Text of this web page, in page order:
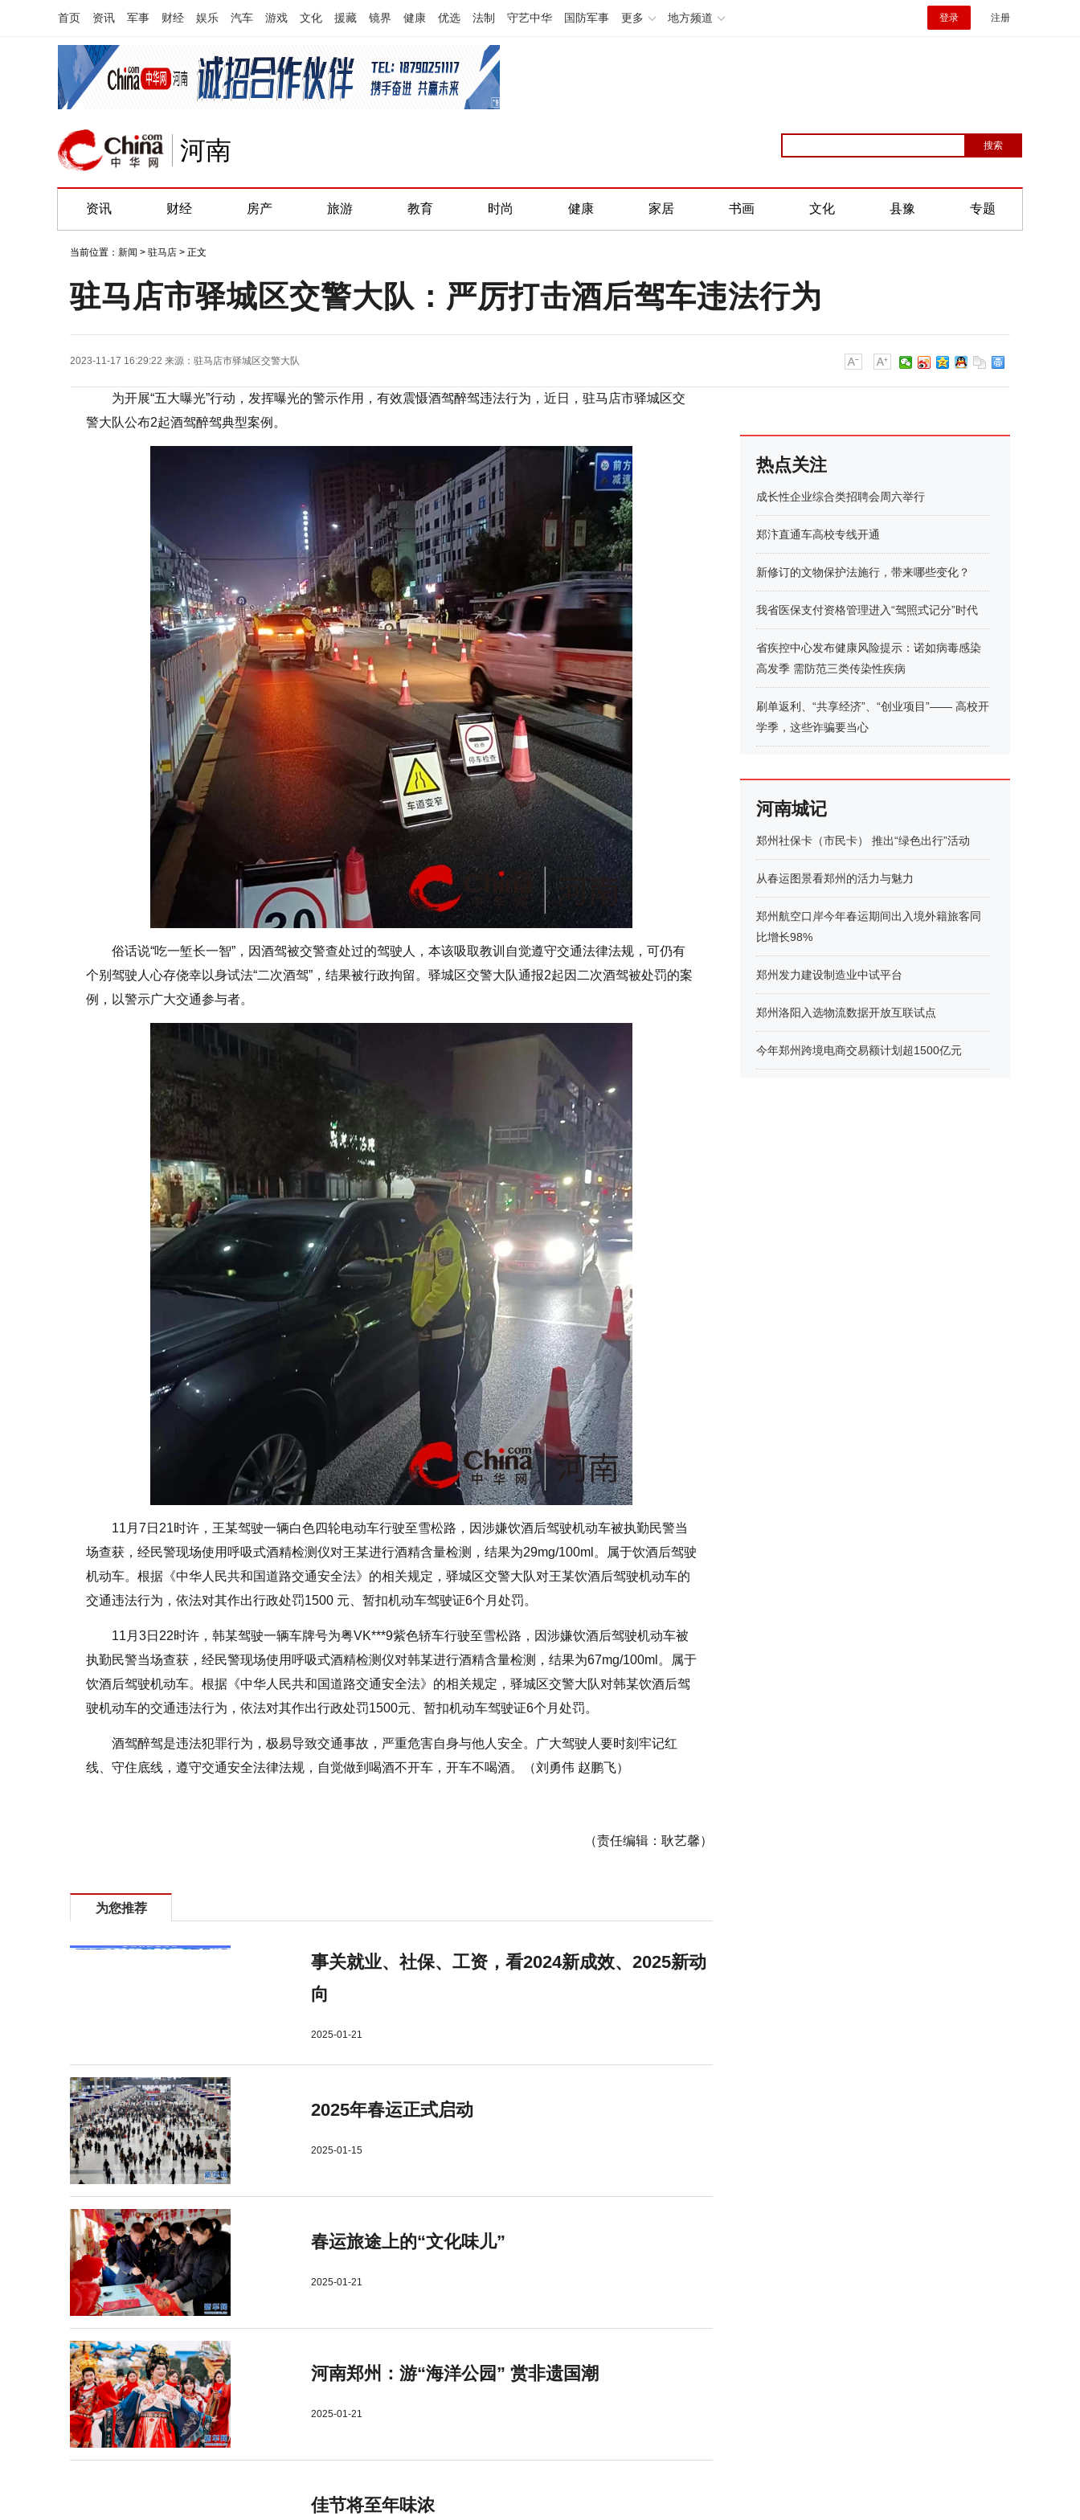
首页 资讯 军事 财经 娱乐 汽车 游戏 文化 援藏 镜界 健康 优选 法制 守艺中华 国防军事 更多 地方频道 登录 注册
河南
资讯 财经 房产 旅游 教育 时尚 健康 家居 书画 文化 县豫 专题
当前位置： 新闻 > 驻马店 > 正文
驻马店市驿城区交警大队：严厉打击酒后驾车违法行为
2023-11-17 16:29:22 来源： 驻马店市驿城区交警大队
为开展“五大曝光”行动，发挥曝光的警示作用，有效震慑酒驾醉驾违法行为，近日，驻马店市驿城区交
警大队公布2起酒驾醉驾典型案例。
俗话说“吃一堑长一智”，因酒驾被交警查处过的驾驶人，本该吸取教训自觉遵守交通法律法规，可仍有
个别驾驶人心存侥幸以身试法“二次酒驾”，结果被行政拘留。驿城区交警大队通报2起因二次酒驾被处罚的案
例，以警示广大交通参与者。
11月7日21时许，王某驾驶一辆白色四轮电动车行驶至雪松路，因涉嫌饮酒后驾驶机动车被执勤民警当
场查获，经民警现场使用呼吸式酒精检测仪对王某进行酒精含量检测，结果为29mg/100ml。属于饮酒后驾驶
机动车。根据《中华人民共和国道路交通安全法》的相关规定，驿城区交警大队对王某饮酒后驾驶机动车的
交通违法行为，依法对其作出行政处罚1500 元、暂扣机动车驾驶证6个月处罚。
11月3日22时许，韩某驾驶一辆车牌号为粤VK***9紫色轿车行驶至雪松路，因涉嫌饮酒后驾驶机动车被
执勤民警当场查获，经民警现场使用呼吸式酒精检测仪对韩某进行酒精含量检测，结果为67mg/100ml。属于
饮酒后驾驶机动车。根据《中华人民共和国道路交通安全法》的相关规定，驿城区交警大队对韩某饮酒后驾
驶机动车的交通违法行为，依法对其作出行政处罚1500元、暂扣机动车驾驶证6个月处罚。
酒驾醉驾是违法犯罪行为，极易导致交通事故，严重危害自身与他人安全。广大驾驶人要时刻牢记红
线、守住底线，遵守交通安全法律法规，自觉做到喝酒不开车，开车不喝酒。（刘勇伟 赵鹏飞）
（责任编辑：耿艺馨）
为您推荐
事关就业、社保、工资，看2024新成效、2025新动
向
2025-01-21
2025年春运正式启动
2025-01-15
春运旅途上的“文化味儿”
2025-01-21
河南郑州：游“海洋公园” 赏非遗国潮
2025-01-21
佳节将至年味浓
热点关注
成长性企业综合类招聘会周六举行
郑汴直通车高校专线开通
新修订的文物保护法施行，带来哪些变化？
我省医保支付资格管理进入“驾照式记分”时代
省疾控中心发布健康风险提示：诺如病毒感染
高发季 需防范三类传染性疾病
刷单返利、“共享经济”、“创业项目”—— 高校开
学季，这些诈骗要当心
河南城记
郑州社保卡（市民卡） 推出“绿色出行”活动
从春运图景看郑州的活力与魅力
郑州航空口岸今年春运期间出入境外籍旅客同
比增长98%
郑州发力建设制造业中试平台
郑州洛阳入选物流数据开放互联试点
今年郑州跨境电商交易额计划超1500亿元